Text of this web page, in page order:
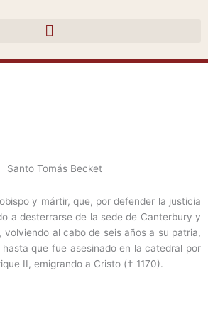
y mártir, que, por defender la justicia
a desterrarse de la sede de Canterbury y
volviendo al cabo de seis años a su patria,
que fue asesinado en la catedral por
II, emigrando a Cristo († 1170).